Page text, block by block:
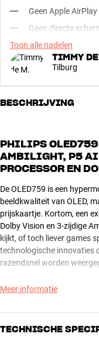
Geen Apple AirPlay
Geen directe
Toon alle nadelen
TIMMY
Tilburg
BESCHRIJVING
PHILIPS OLED759
AMBILIGHT, P5 AI
PROCESSOR EN
De OLED759 is een
beeldkwaliteit van OLED,
prijskaartje. Kortom, een
Dolby Vision en 3-zijdige
kijkt, of toch liever games
technologische innovaties
razendsnel worden
AMBILIGHT –
woonkamer verlicht met
Meer informatie
TECHNISCHE